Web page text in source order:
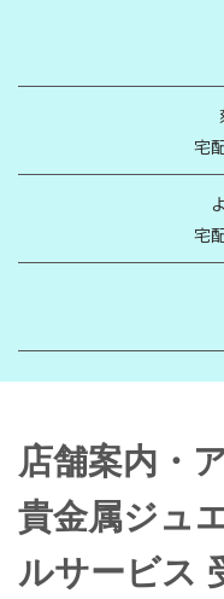
宅
宅
店舗案内・
貴金属ジュ
ルサービス